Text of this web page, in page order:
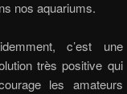
nos aquariums.
c’est une
très positive qui
les amateurs